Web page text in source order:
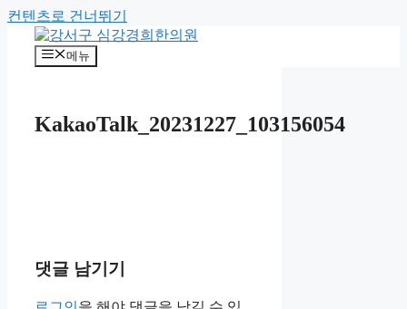
컨텐츠로 건너뛰기
메뉴
KakaoTalk_20231227_103156054
댓글 남기기